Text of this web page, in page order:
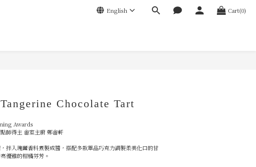
English Cart(0)
Chocolate Tart
Awards
師得主 畬室主廚 鄭畬軒
拌入瑰麗香料煮製成醬，搭配多款單品巧克力調製柔美化口的甘
優雅的柑橘芬芳。